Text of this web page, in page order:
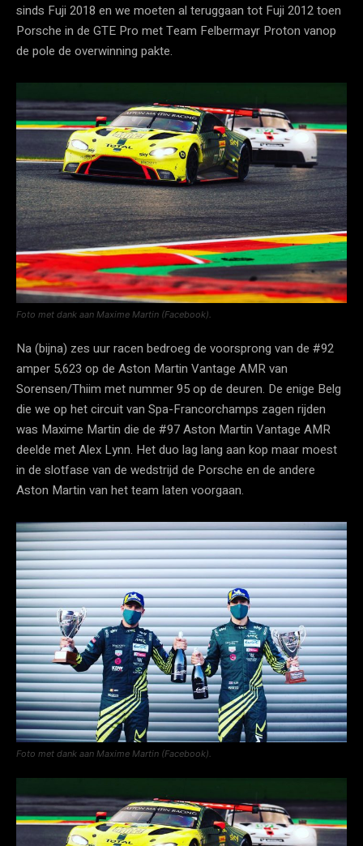
sinds Fuji 2018 en we moeten al teruggaan tot Fuji 2012 toen
Porsche in de GTE Pro met Team Felbermayr Proton vanop
de pole de overwinning pakte.
Foto met dank aan Maxime Martin (Facebook).
Na (bijna) zes uur racen bedroeg de voorsprong van de #92
amper 5,623 op de Aston Martin Vantage AMR van
Sorensen/Thiim met nummer 95 op de deuren. De enige Belg
die we op het circuit van Spa-Francorchamps zagen rijden
was Maxime Martin die de #97 Aston Martin Vantage AMR
deelde met Alex Lynn. Het duo lag lang aan kop maar moest
in de slotfase van de wedstrijd de Porsche en de andere
Aston Martin van het team laten voorgaan.
Foto met dank aan Maxime Martin (Facebook).